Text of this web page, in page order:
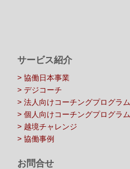
サービス紹介
> 協働日本事業
> デジコーチ
> 法人向けコーチングプログラム
> 個人向けコーチングプログラム
> 越境チャレンジ
> 協働事例
お問合せ